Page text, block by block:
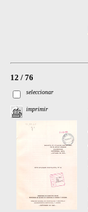
12 / 76
seleccionar
imprimir